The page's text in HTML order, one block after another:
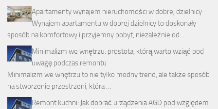
Apartamenty wynajem nieruchomości w dobrej dzielnicy
Wynajem apartamentu w dobrej dzielnicy to doskonały
sposób na komfortowy i przyjemny pobyt, niezależnie od …
Minimalizm we wnętrzu: prostota, którą warto wziąć pod
uwagę podczas remontu
Minimalizm we wnętrzu to nie tylko modny trend, ale także sposób
na stworzenie przestrzeni, która …
Remont kuchni: Jak dobrać urządzenia AGD pod względem